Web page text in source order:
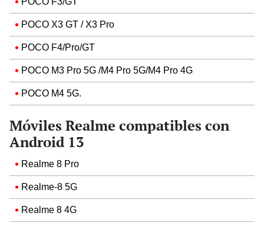
POCO X3 GT / X3 Pro
POCO F4/Pro/GT
POCO M3 Pro 5G /M4 Pro 5G/M4 Pro 4G
POCO M4 5G.
Móviles Realme compatibles con
Android 13
Realme 8 Pro
Realme-8 5G
Realme 8 4G